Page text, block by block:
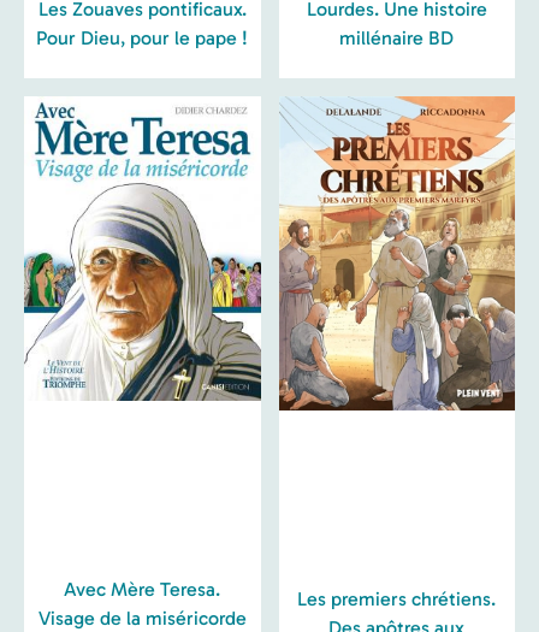
Les Zouaves pontificaux.
Pour Dieu, pour le pape !
Lourdes. Une histoire
millénaire BD
Avec Mère Teresa.
Visage de la miséricorde
Les premiers chrétiens.